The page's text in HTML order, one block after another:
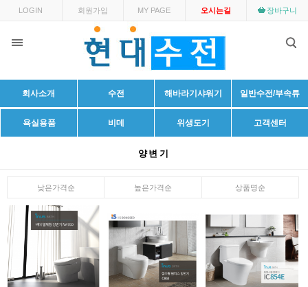
LOGIN 회원가입 MY PAGE 오시는길 장바구니
회사소개 수전 해바라기샤워기 일반수전/부속류
욕실용품 비데 위생도기 고객센터
양변기
낮은가격순 높은가격순 상품명순